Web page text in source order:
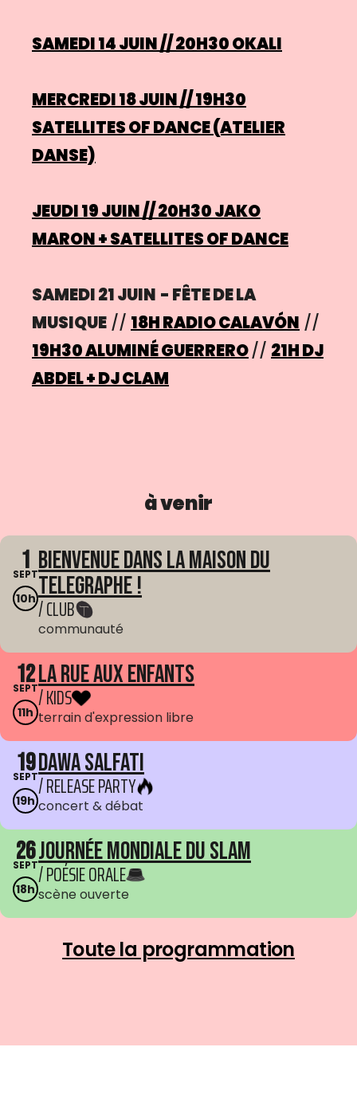
SAMEDI 14 JUIN//20H30OKALI
MERCREDI 18 JUIN// 19H30
SATELLITES OF DANCE(ATELIER
DANSE)
JEUDI 19 JUIN//20H30JAKO
MARON + SATELLITES OF DANCE
SAMEDI 21 JUIN - FÊTE DE LA
MUSIQUE // 18HRADIO CALAVÓN //
19H30ALUMINÉ GUERRERO// 21HDJ
ABDEL + DJ CLAM
à venir
1
SEPT
10h
Bienvenue dans La Maison du
Telegraphe !
/ CLUB
communauté
12
SEPT
11h
La Rue aux enfants
/ KIDS
terrain d'expression libre
19
SEPT
19h
Dawa Salfati
/ RELEASE PARTY
concert & débat
26
SEPT
18h
Journée mondiale du Slam
/ POÉSIE ORALE
scène ouverte
Toute la programmation